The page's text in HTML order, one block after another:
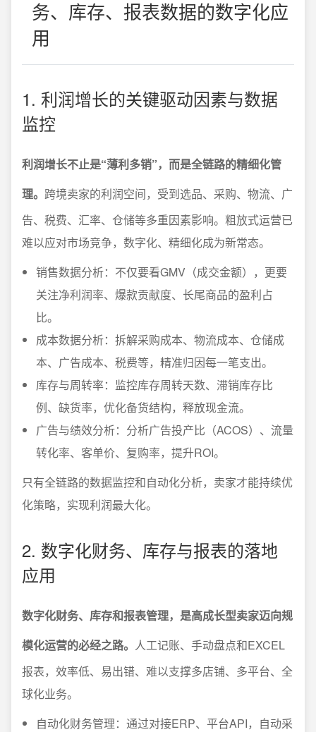
务、库存、报表数据的数字化应
用
1. 利润增长的关键驱动因素与数据
监控
利润增长不止是“薄利多销”，而是全链路的精细化管
理。 跨境卖家的利润空间，受到选品、采购、物流、广
告、税费、汇率、仓储等多重因素影响。粗放式运营已
难以应对市场竞争，数字化、精细化成为新常态。
销售数据分析：不仅要看GMV（成交金额），更要
关注净利润率、爆款贡献度、长尾商品的盈利占
比。
成本数据分析：拆解采购成本、物流成本、仓储成
本、广告成本、税费等，精准归因每一笔支出。
库存与周转率：监控库存周转天数、滞销库存比
例、缺货率，优化备货结构，释放现金流。
广告与绩效分析：分析广告投产比（ACOS）、流量
转化率、客单价、复购率，提升ROI。
只有全链路的数据监控和自动化分析，卖家才能持续优
化策略，实现利润最大化。
2. 数字化财务、库存与报表的落地
应用
数字化财务、库存和报表管理，是高成长型卖家迈向规
模化运营的必经之路。 人工记账、手动盘点和EXCEL
报表，效率低、易出错、难以支撑多店铺、多平台、全
球化业务。
自动化财务管理：通过对接ERP、平台API，自动采